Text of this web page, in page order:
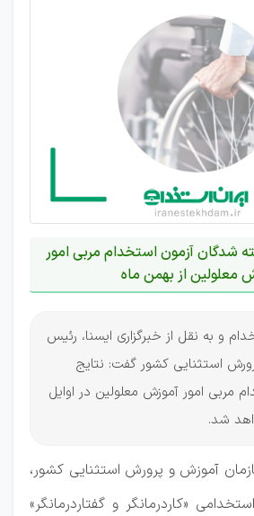
شدگان آزمون استخدام مربی امور
معلولین از بهمن ماه
و به نقل از خبرگزاری ایسنا، رئیس
استثنایی کشور گفت: نتایج
مربی امور آموزش معلولین در اوایل
شد.
آموزش و پرورش استثنایی کشور،
«کاردرمانگر و گفتاردرمانگر»